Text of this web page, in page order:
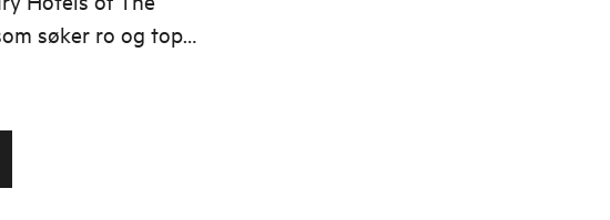
søker ro og topp